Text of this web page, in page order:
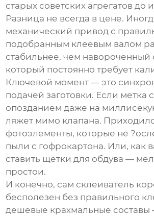
старых советских агрегатов до
Разница не всегда в цене.
механический привод с
подобранным клеевым валом
стабильнее, чем навороченный
который постоянно требует
Ключевой момент — это
подачей заготовки. Если метка
опозданием даже на
ляжет мимо клапана.
фотоэлементы, которые не
пыли с гофрокартона. Или, как
ставить щетки для обдува —
простои.
И конечно, сам склеиватель
бесполезен без правильного
дешевые крахмальные составы